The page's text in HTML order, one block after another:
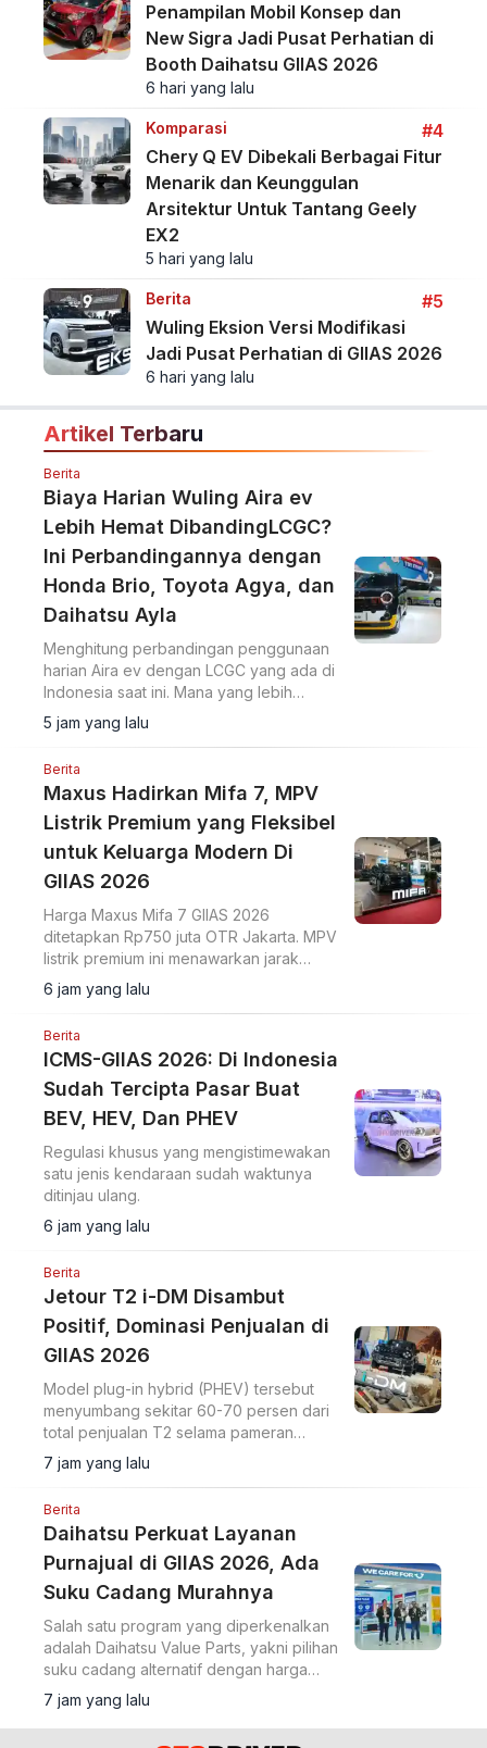
Penampilan Mobil Konsep dan
New Sigra Jadi Pusat Perhatian di
Booth Daihatsu GIIAS 2026
6 hari yang lalu
Komparasi
#4
Chery Q EV Dibekali Berbagai Fitur
Menarik dan Keunggulan
Arsitektur Untuk Tantang Geely
EX2
5 hari yang lalu
Berita
#5
Wuling Eksion Versi Modifikasi
Jadi Pusat Perhatian di GIIAS 2026
6 hari yang lalu
Artikel Terbaru
Berita
Biaya Harian Wuling Aira ev
Lebih Hemat DibandingLCGC?
Ini Perbandingannya dengan
Honda Brio, Toyota Agya, dan
Daihatsu Ayla
Menghitung perbandingan penggunaan
harian Aira ev dengan LCGC yang ada di
Indonesia saat ini. Mana yang lebih
hemat?
5 jam yang lalu
Berita
Maxus Hadirkan Mifa 7, MPV
Listrik Premium yang Fleksibel
untuk Keluarga Modern Di
GIIAS 2026
Harga Maxus Mifa 7 GIIAS 2026
ditetapkan Rp750 juta OTR Jakarta. MPV
listrik premium ini menawarkan jarak
tempuh 570 km dan ADAS Level 2+.
6 jam yang lalu
Berita
ICMS-GIIAS 2026: Di Indonesia
Sudah Tercipta Pasar Buat
BEV, HEV, Dan PHEV
Regulasi khusus yang mengistimewakan
satu jenis kendaraan sudah waktunya
ditinjau ulang.
6 jam yang lalu
Berita
Jetour T2 i-DM Disambut
Positif, Dominasi Penjualan di
GIIAS 2026
Model plug-in hybrid (PHEV) tersebut
menyumbang sekitar 60-70 persen dari
total penjualan T2 selama pameran
berlangsung.
7 jam yang lalu
Berita
Daihatsu Perkuat Layanan
Purnajual di GIIAS 2026, Ada
Suku Cadang Murahnya
Salah satu program yang diperkenalkan
adalah Daihatsu Value Parts, yakni pilihan
suku cadang alternatif dengan harga
lebih terjangkau.
7 jam yang lalu